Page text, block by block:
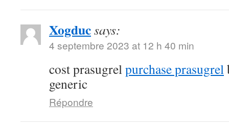
Xogducsays:
4 septembre 2023 at 12 h 40 min
cost prasugrelpurchase prasugrel
generic
Répondre